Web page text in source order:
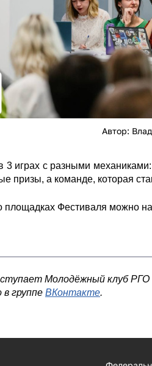
Автор:
3 играх с разными
призы, а команде, которая
Фестиваля можно на
Молодёжный клуб РГО
в группе ВКонтакте.